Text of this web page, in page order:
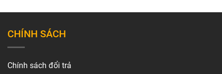
CHÍNH SÁCH
Chính sách đổi trả